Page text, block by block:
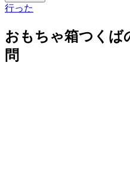
行った
おもちゃ箱つくば
問